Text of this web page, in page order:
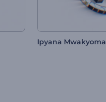
Ipyana Mwakyoma